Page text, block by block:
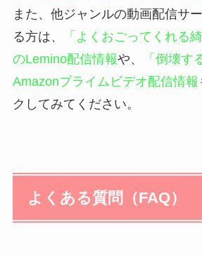
また、他ジャンルの動画配信サ
る方は、
「よくおごってくれる
のLemino配信情報や、
「倒壊す
Amazonプライムビデオ配信情報
クしてみてください。
よくある質問（FAQ）